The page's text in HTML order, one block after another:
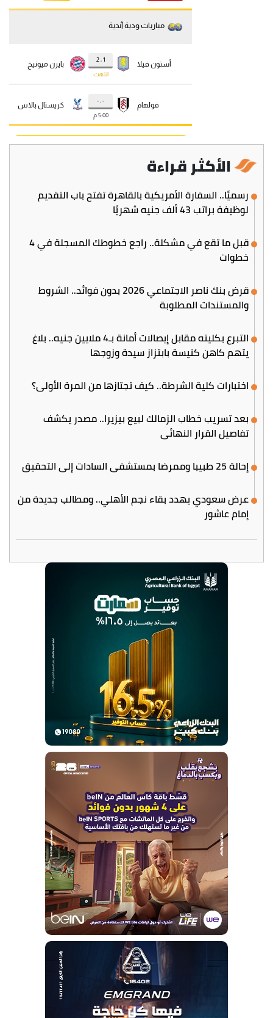
الأكثر قراءة
رسميًا.. السفارة الأمريكية بالقاهرة تفتح باب التقديم
لوظيفة براتب 43 ألف جنيه شهريًا
قبل ما تقع في مشكلة.. راجع خطوطك المسجلة في 4
خطوات
قرض بنك ناصر الاجتماعي 2026 بدون فوائد.. الشروط
والمستندات المطلوبة
التبرع بكليته مقابل إيصالات أمانة بـ4 ملايين جنيه.. بلاغ
يتهم كاهن كنيسة بابتزاز سيدة وزوجها
اختبارات كلية الشرطة.. كيف تجتازها من المرة الأولى؟
بعد تسريب خطاب الزمالك لبيع بيزيرا.. مصدر يكشف
تفاصيل القرار النهائي
إحالة 25 طبيبا وممرضا بمستشفى السادات إلى التحقيق
عرض سعودي يهدد بقاء نجم الأهلي.. ومطالب جديدة من
إمام عاشور